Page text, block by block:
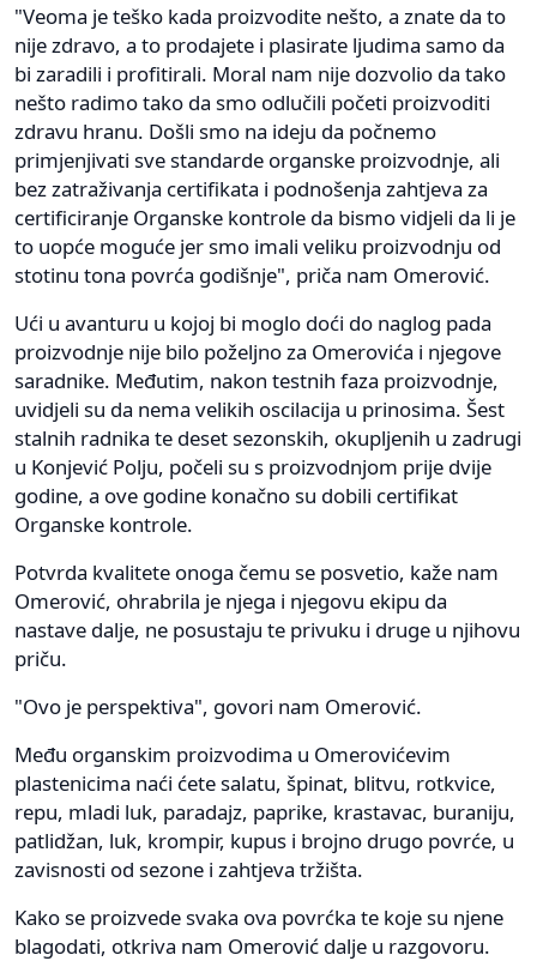
"Veoma je teško kada proizvodite nešto, a znate da to
nije zdravo, a to prodajete i plasirate ljudima samo da
bi zaradili i profitirali. Moral nam nije dozvolio da tako
nešto radimo tako da smo odlučili početi proizvoditi
zdravu hranu. Došli smo na ideju da počnemo
primjenjivati sve standarde organske proizvodnje, ali
bez zatraživanja certifikata i podnošenja zahtjeva za
certificiranje Organske kontrole da bismo vidjeli da li je
to uopće moguće jer smo imali veliku proizvodnju od
stotinu tona povrća godišnje", priča nam Omerović.
Ući u avanturu u kojoj bi moglo doći do naglog pada
proizvodnje nije bilo poželjno za Omerovića i njegove
saradnike. Međutim, nakon testnih faza proizvodnje,
uvidjeli su da nema velikih oscilacija u prinosima. Šest
stalnih radnika te deset sezonskih, okupljenih u zadrugi
u Konjević Polju, počeli su s proizvodnjom prije dvije
godine, a ove godine konačno su dobili certifikat
Organske kontrole.
Potvrda kvalitete onoga čemu se posvetio, kaže nam
Omerović, ohrabrila je njega i njegovu ekipu da
nastave dalje, ne posustaju te privuku i druge u njihovu
priču.
"Ovo je perspektiva", govori nam Omerović.
Među organskim proizvodima u Omerovićevim
plastenicima naći ćete salatu, špinat, blitvu, rotkvice,
repu, mladi luk, paradajz, paprike, krastavac, buraniju,
patlidžan, luk, krompir, kupus i brojno drugo povrće, u
zavisnosti od sezone i zahtjeva tržišta.
Kako se proizvede svaka ova povrćka te koje su njene
blagodati, otkriva nam Omerović dalje u razgovoru.